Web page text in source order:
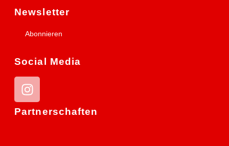
Newsletter
Abonnieren
Social Media
Partnerschaften